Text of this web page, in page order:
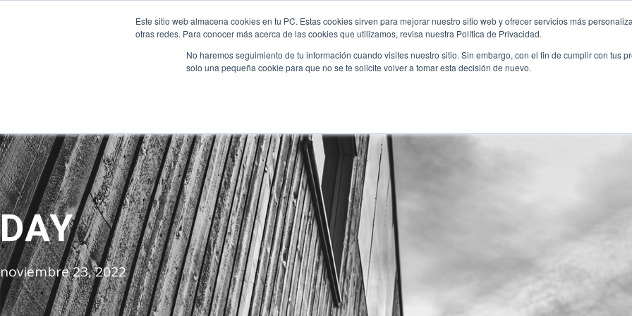
Este sitio web almacena cookies en tu PC. Estas cookies sirven para mejorar nuestro sitio web y ofrecer servicios más
otras redes. Para conocer más acerca de las cookies que utilizamos, revisa nuestra Política de Privacidad.
No haremos seguimiento de tu información cuando visites nuestro sitio. Sin embargo, con el fin de cumplir con tus
solo una pequeña cookie para que no se te solicite volver a tomar esta decisión de nuevo.
| MOODLE|NEW INTRANET +34 952 30 51 00
INICIO QUIENES SOMOS EL CENTRO NUESTRA EDUCACIÓN
DAY
noviembre 23, 2022